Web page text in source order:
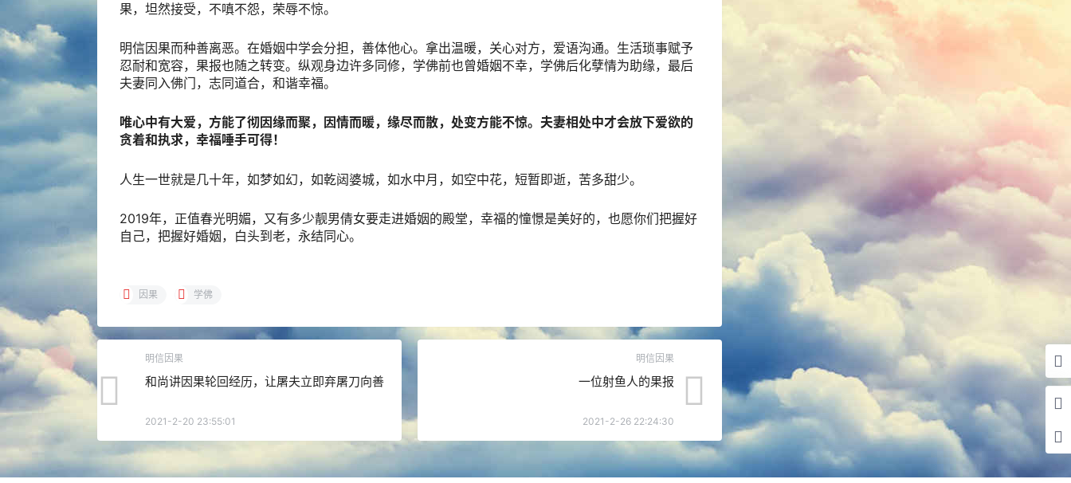
果，坦然接受，不嗔不怨，荣辱不惊。
明信因果而种善离恶。在婚姻中学会分担，善体他心。拿出温暖，关心对方，爱语沟通。生活琐事赋予
忍耐和宽容，果报也随之转变。纵观身边许多同修，学佛前也曾婚姻不幸，学佛后化孽情为助缘，最后
夫妻同入佛门，志同道合，和谐幸福。
唯心中有大爱，方能了彻因缘而聚，因情而暖，缘尽而散，处变方能不惊。夫妻相处中才会放下爱欲的
贪着和执求，幸福唾手可得！
人生一世就是几十年，如梦如幻，如乾闼婆城，如水中月，如空中花，短暂即逝，苦多甜少。
2019年，正值春光明媚，又有多少靓男倩女要走进婚姻的殿堂，幸福的憧憬是美好的，也愿你们把握好
自己，把握好婚姻，白头到老，永结同心。
因果 学佛
明信因果
和尚讲因果轮回经历，让屠夫立即弃屠刀向善
2021-2-20 23:55:01
明信因果
一位射鱼人的果报
2021-2-26 22:24:30